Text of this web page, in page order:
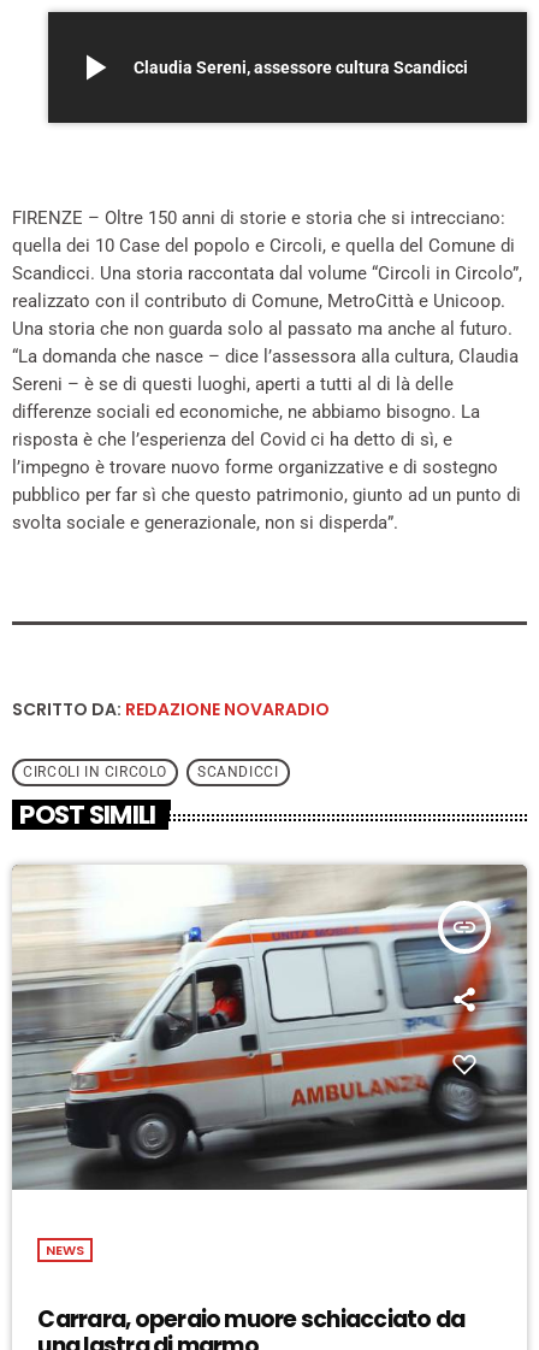
play_arrow Claudia Sereni, assessore cultura Scandicci
FIRENZE – Oltre 150 anni di storie e storia che si intrecciano:
quella dei 10 Case del popolo e Circoli, e quella del Comune di
Scandicci. Una storia raccontata dal volume “Circoli in Circolo”,
realizzato con il contributo di Comune, MetroCittà e Unicoop.
Una storia che non guarda solo al passato ma anche al futuro.
“La domanda che nasce – dice l’assessora alla cultura, Claudia
Sereni – è se di questi luoghi, aperti a tutti al di là delle
differenze sociali ed economiche, ne abbiamo bisogno. La
risposta è che l’esperienza del Covid ci ha detto di sì, e
l’impegno è trovare nuovo forme organizzative e di sostegno
pubblico per far sì che questo patrimonio, giunto ad un punto di
svolta sociale e generazionale, non si disperda”.
SCRITTO DA: REDAZIONE NOVARADIO
CIRCOLI IN CIRCOLO SCANDICCI
POST SIMILI
insert_link
NEWS
Carrara, operaio muore schiacciato da